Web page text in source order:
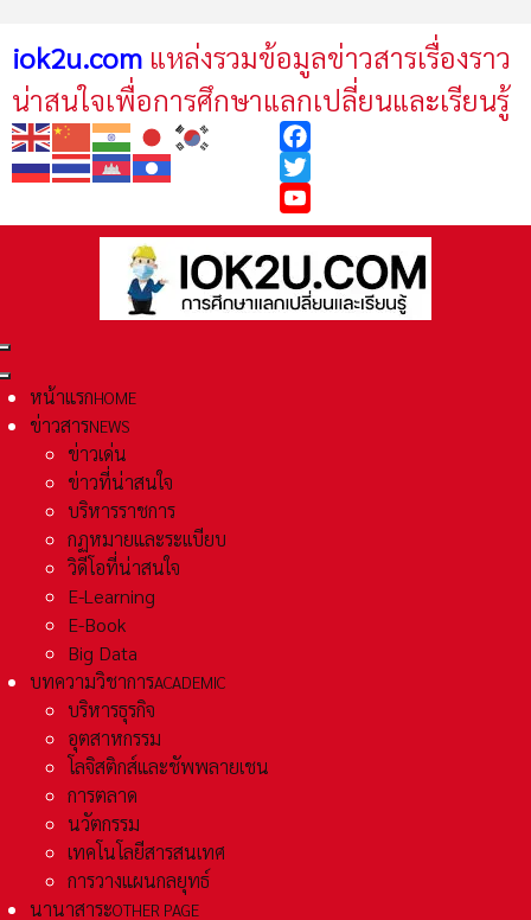
iok2u.com แหล่งรวมข้อมูลข่าวสารเรื่องราว
น่าสนใจเพื่อการศึกษาแลกเปลี่ยนและเรียนรู้
Facebook
Twitter
YouTube
หน้าแรกHOME
ข่าวสารNEWS
ข่าวเด่น
ข่าวที่น่าสนใจ
บริหารราชการ
กฏหมายและระเเบียบ
วิดีโอที่น่าสนใจ
E-Learning
E-Book
Big Data
บทความวิชาการACADEMIC
บริหารธุรกิจ
อุตสาหกรรม
โลจิสติกส์และชัพพลายเชน
การตลาด
นวัตกรรม
เทคโนโลยีสารสนเทศ
การวางแผนกลยุทธ์
นานาสาระOTHER PAGE